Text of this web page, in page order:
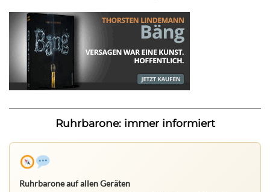
Ruhrbarone: immer informiert
Ruhrbarone auf allen Geräten